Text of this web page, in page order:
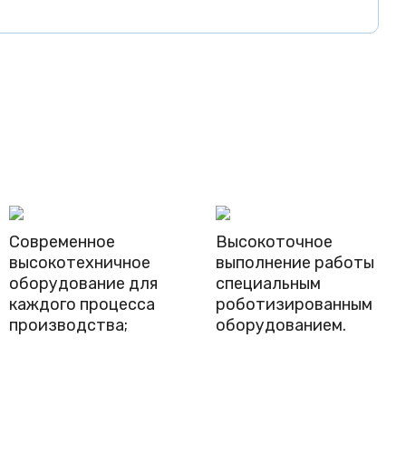
Современное
высокотехничное
оборудование для
каждого процесса
производства;
Высокоточное
выполнение работы
специальным
роботизированным
оборудованием.